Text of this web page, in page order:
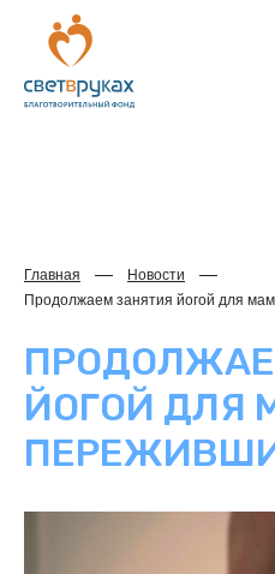
Главная
Новости
Продолжаем занятия йогой для
ЙОГОЙ ДЛЯ